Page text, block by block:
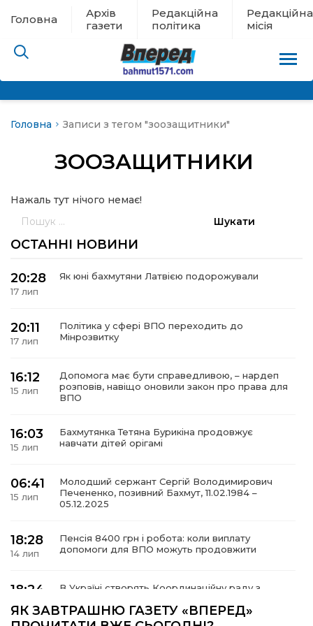
Головна
Архів
газети
Редакційна
політика
Редакційна
місія
евакуації
новини
місія
Головна Записи з тегом "зоозащитники"
ЗООЗАЩИТНИКИ
Нажаль тут нічого немає!
ОСТАННІ НОВИНИ
20:28
17 лип
Як юні бахмутяни Латвією подорожували
20:11
17 лип
Політика у сфері ВПО переходить до
Мінрозвитку
16:12
15 лип
Допомога має бути справедливою, – нардеп
розповів, навіщо оновили закон про права для
ВПО
16:03
15 лип
Бахмутянка Тетяна Бурикіна продовжує
навчати дітей орігамі
06:41
15 лип
Молодший сержант Сергій Володимирович
Печененко, позивний Бахмут, 11.02.1984 –
05.12.2025
18:28
14 лип
Пенсія 8400 грн і робота: коли виплату
допомоги для ВПО можуть продовжити
18:24
В Україні створять Координаційну раду з
кордону
ЯК ЗАВТРАШНЮ ГАЗЕТУ «ВПЕРЕД»